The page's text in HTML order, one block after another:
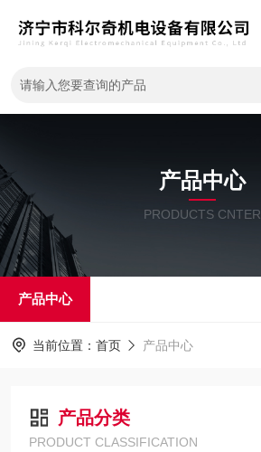
产品中心
PRODUCTS CNTER
产品中心
当前位置： 首页 产品中心
产品分类
PRODUCT CLASSIFICATION